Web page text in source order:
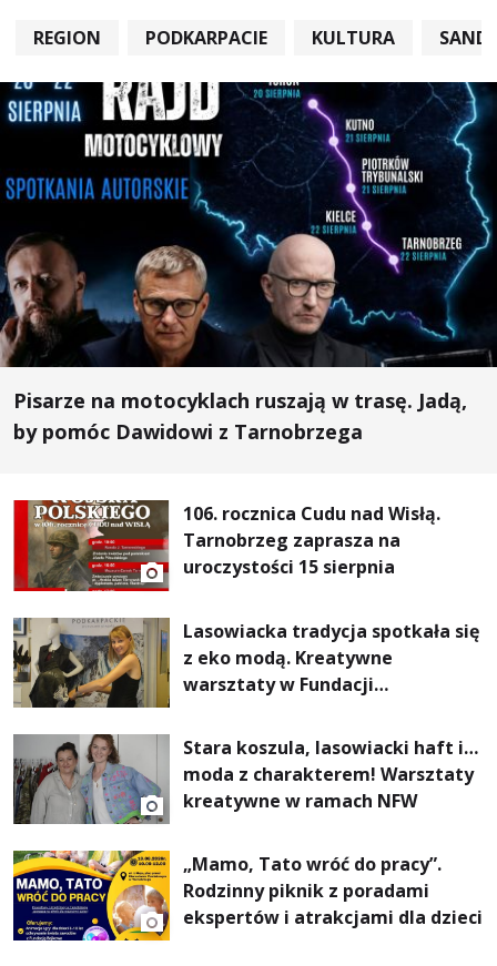
REGION PODKARPACIE KULTURA
Pisarze na motocyklach ruszają w trasę. Jadą,
by pomóc Dawidowi z Tarnobrzega
106. rocznica Cudu nad Wisłą.
Tarnobrzeg zaprasza na
uroczystości 15 sierpnia
Lasowiacka tradycja spotkała się
z eko modą. Kreatywne
warsztaty w Fundacji
Stara koszula, lasowiacki haft i…
moda z charakterem! Warsztaty
kreatywne w ramach NFW
„Mamo, Tato wróć do pracy”.
Rodzinny piknik z poradami
ekspertów i atrakcjami dla dzieci